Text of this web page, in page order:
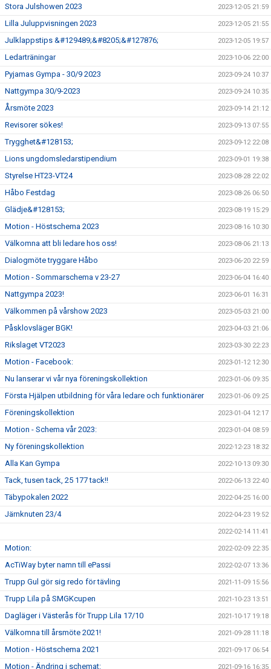
Stora Julshowen 2023 2023-12-05 21:59
Lilla Juluppvisningen 2023 2023-12-05 21:55
Julklappstips &#129489;&#8205;&#127876; 2023-12-05 19:57
Ledarträningar 2023-10-06 22:00
Pyjamas Gympa - 30/9 2023 2023-09-24 10:37
Nattgympa 30/9-2023 2023-09-24 10:35
Årsmöte 2023 2023-09-14 21:12
Revisorer sökes! 2023-09-13 07:55
Trygghet&#128153; 2023-09-12 22:08
Lions ungdomsledarstipendium 2023-09-01 19:38
Styrelse HT23-VT24 2023-08-28 22:02
Håbo Festdag 2023-08-26 06:50
Glädje&#128153; 2023-08-19 15:29
Motion - Höstschema 2023 2023-08-16 10:30
Välkomna att bli ledare hos oss! 2023-08-06 21:13
Dialogmöte tryggare Håbo 2023-06-20 22:59
Motion - Sommarschema v 23-27 2023-06-04 16:40
Nattgympa 2023! 2023-06-01 16:31
Välkommen på vårshow 2023 2023-05-03 21:00
Påsklovsläger BGK! 2023-04-03 21:06
Rikslaget VT2023 2023-03-30 22:23
Motion - Facebook: 2023-01-12 12:30
Nu lanserar vi vår nya föreningskollektion 2023-01-06 09:35
Första Hjälpen utbildning för våra ledare och funktionärer 2023-01-06 09:25
Föreningskollektion 2023-01-04 12:17
Motion - Schema vår 2023: 2023-01-04 08:59
Ny föreningskollektion 2022-12-23 18:32
Alla Kan Gympa 2022-10-13 09:30
Tack, tusen tack, 25 177 tack!! 2022-06-13 22:40
Täbypokalen 2022 2022-04-25 16:00
Järnknuten 23/4 2022-04-23 19:52
2022-02-14 11:41
Motion: 2022-02-09 22:35
AcTiWay byter namn till ePassi 2022-02-07 13:36
Trupp Gul gör sig redo för tävling 2021-11-09 15:56
Trupp Lila på SMGKcupen 2021-10-23 13:51
Dagläger i Västerås för Trupp Lila 17/10 2021-10-17 19:18
Välkomna till årsmöte 2021! 2021-09-28 11:18
Motion - Höstschema 2021 2021-09-17 06:54
Motion - Ändring i schemat: 2021-09-16 16:35